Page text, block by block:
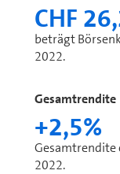
CHF
beträgt
2022.
Gesamtrendite
+2,5%
Gesamtrendite
2022.